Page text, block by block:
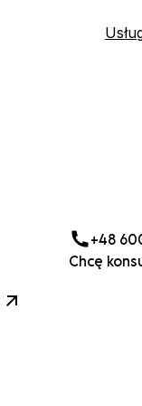
+48
Chcę